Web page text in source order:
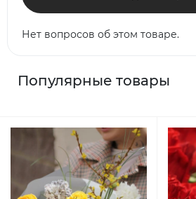
Нет вопросов об этом товаре.
Популярные товары